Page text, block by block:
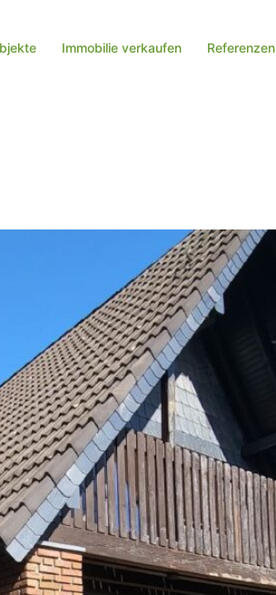
Immobilie verkaufen Referenzen